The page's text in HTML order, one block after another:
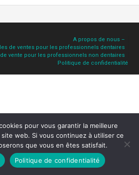
A propos de nous –
de ventes pour les professionnels dentaires
vente pour les professionnels non dentaires
Politique de confidentialité
pour vous garantir la meilleure
web. Si vous continuez à utiliser ce
que vous en êtes satisfait.
Politique de confidentialité